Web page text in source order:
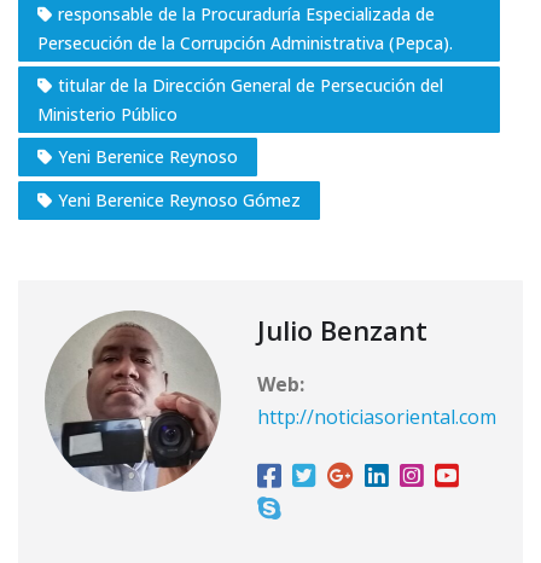
responsable de la Procuraduría Especializada de
Persecución de la Corrupción Administrativa (Pepca).
titular de la Dirección General de Persecución del
Ministerio Público
Yeni Berenice Reynoso
Yeni Berenice Reynoso Gómez
Julio Benzant
Web:
http://noticiasoriental.com